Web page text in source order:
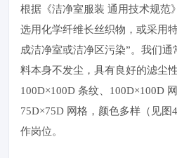
根据《洁净室服装 通用技术规范
选用化学纤维长丝织物，或采用
成洁净室或洁净区污染”。我们
料本身不发尘，具有良好的滤尘
100D×100D 条纹、100D×100D
75D×75D 网格，颜色多样（见图
作岗位。